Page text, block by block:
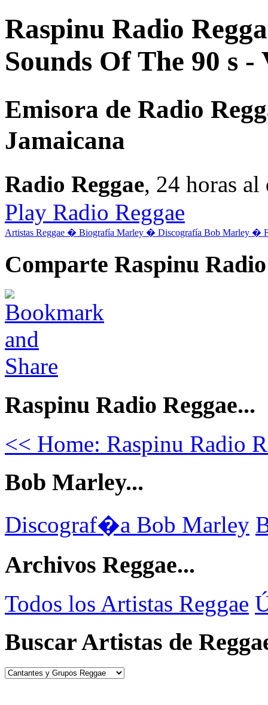
Raspinu Radio
Sounds Of The 90 s -
Emisora de Radio
Jamaicana
Radio Reggae, 24 horas
Play Radio Reggae
Artistas Reggae � Biografía Marley � Discografía Bob Marley �
Comparte Raspinu
Raspinu Radio Reggae...
<< Home: Raspinu Radio
Bob Marley...
Discograf�a Bob Marley
Archivos Reggae...
Todos los Artistas Reggae
Buscar Artistas de